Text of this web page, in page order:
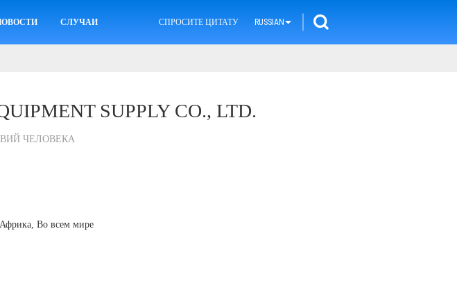
СЛУЧАИ СПРОСИТЕ ЦИТАТУ RUSSIAN
SUPPLY CO., LTD.
ЧЕЛОВЕКА
Во всем мире